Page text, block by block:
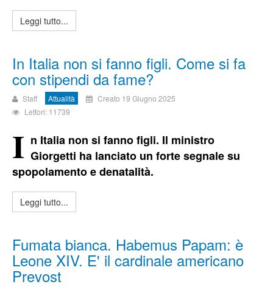
Leggi tutto...
In Italia non si fanno figli. Come si fa
con stipendi da fame?
Staff Attualità
Creato 19 Giugno 2025
Lettori: 11739
I n Italia non si fanno figli. Il ministro
Giorgetti ha lanciato un forte segnale su
spopolamento e denatalità.
Leggi tutto...
Fumata bianca. Habemus Papam: è
Leone XIV. E' il cardinale americano
Prevost